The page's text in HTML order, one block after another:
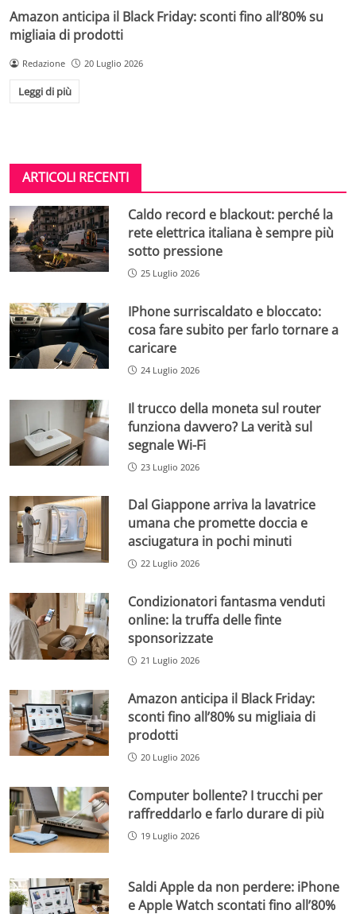
Amazon anticipa il Black Friday: sconti fino all’80% su
migliaia di prodotti
Redazione 20 Luglio 2026
Leggi di più
ARTICOLI RECENTI
Caldo record e blackout: perché la
rete elettrica italiana è sempre più
sotto pressione
25 Luglio 2026
IPhone surriscaldato e bloccato:
cosa fare subito per farlo tornare a
caricare
24 Luglio 2026
Il trucco della moneta sul router
funziona davvero? La verità sul
segnale Wi-Fi
23 Luglio 2026
Dal Giappone arriva la lavatrice
umana che promette doccia e
asciugatura in pochi minuti
22 Luglio 2026
Condizionatori fantasma venduti
online: la truffa delle finte
sponsorizzate
21 Luglio 2026
Amazon anticipa il Black Friday:
sconti fino all’80% su migliaia di
prodotti
20 Luglio 2026
Computer bollente? I trucchi per
raffreddarlo e farlo durare di più
19 Luglio 2026
Saldi Apple da non perdere: iPhone
e Apple Watch scontati fino all’80%